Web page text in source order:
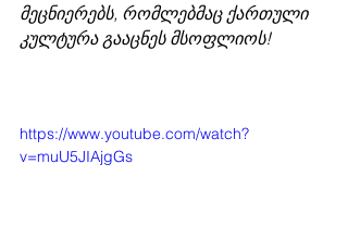
მეცნიერებს, რომლებმაც ქართული
კულტურა გააცნეს მსოფლიოს!
https://www.youtube.com/watch?
v=muU5JIAjgGs